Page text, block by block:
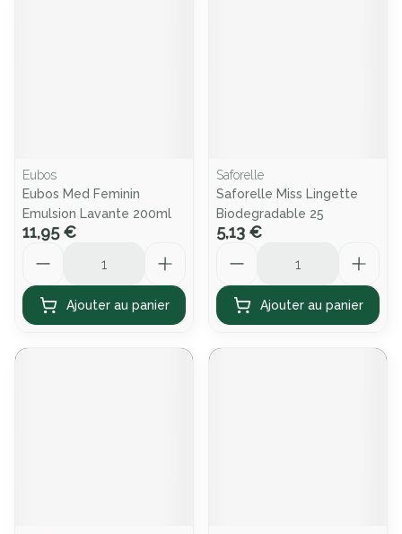
Eubos
Eubos Med Feminin
Emulsion Lavante 200ml
11,95 €
Ajouter au panier
Saforelle
Saforelle Miss Lingette
Biodegradable 25
5,13 €
Ajouter au panier